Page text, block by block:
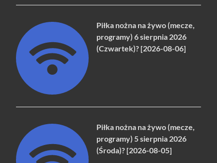
Piłka nożna na żywo (mecze,
programy) 6 sierpnia 2026
(Czwartek)? [2026-08-06]
Piłka nożna na żywo (mecze,
programy) 5 sierpnia 2026
(Środa)? [2026-08-05]